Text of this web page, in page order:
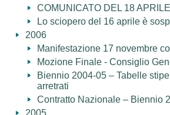
COMUNICATO DEL 18
Lo sciopero del 16 aprile è
2006
Manifestazione 17 novembre
Mozione Finale - Consiglio
Biennio 2004-05 – Tabelle
arretrati
Contratto Nazionale – Biennio
2005